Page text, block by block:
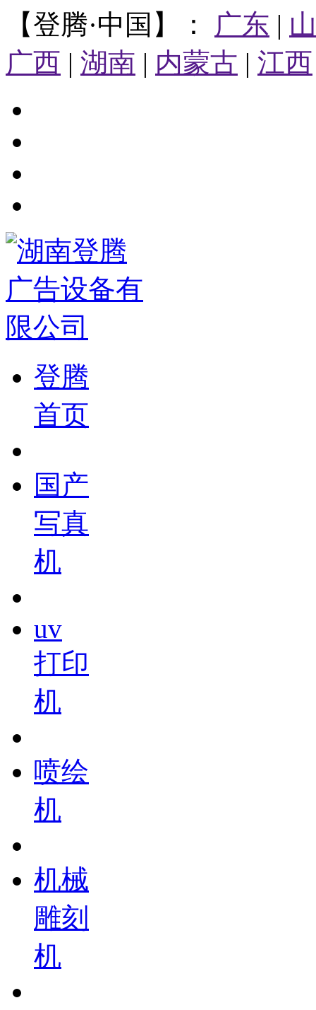
【登腾·中国】： 广东 |
广西 | 湖南 | 内蒙古 | 江西
登腾
首页
国产
写真
机
uv
打印
机
喷绘
机
机械
雕刻
机